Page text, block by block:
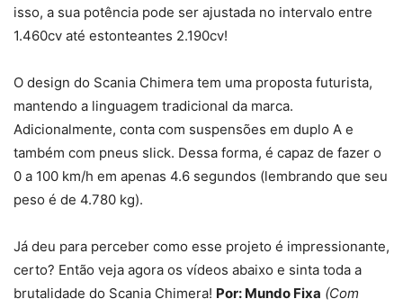
isso, a sua potência pode ser ajustada no intervalo entre
1.460cv até estonteantes 2.190cv!
O design do Scania Chimera tem uma proposta futurista,
mantendo a linguagem tradicional da marca.
Adicionalmente, conta com suspensões em duplo A e
também com pneus slick. Dessa forma, é capaz de fazer o
0 a 100 km/h em apenas 4.6 segundos (lembrando que seu
peso é de 4.780 kg).
Já deu para perceber como esse projeto é impressionante,
certo? Então veja agora os vídeos abaixo e sinta toda a
brutalidade do Scania Chimera! Por: Mundo Fixa (Com